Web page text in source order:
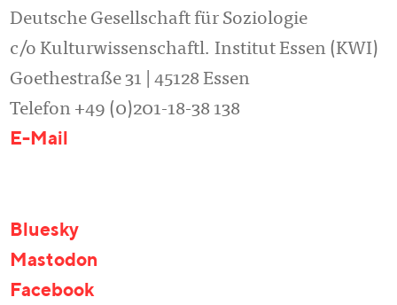
Deutsche Gesellschaft für Soziologie
c/o Kulturwissenschaftl. Institut Essen (KWI)
Goethestraße 31 | 45128 Essen
Telefon +49 (0)201-18-38 138
E-Mail
Bluesky
Mastodon
Facebook